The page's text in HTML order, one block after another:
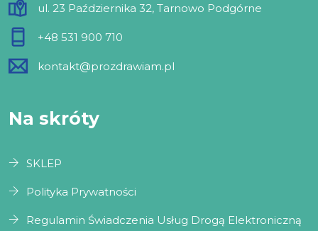
ul. 23 Października 32, Tarnowo Podgórne
+48 531 900 710
kontakt@prozdrawiam.pl
Na skróty
SKLEP
Polityka Prywatności
Regulamin Świadczenia Usług Drogą Elektroniczną